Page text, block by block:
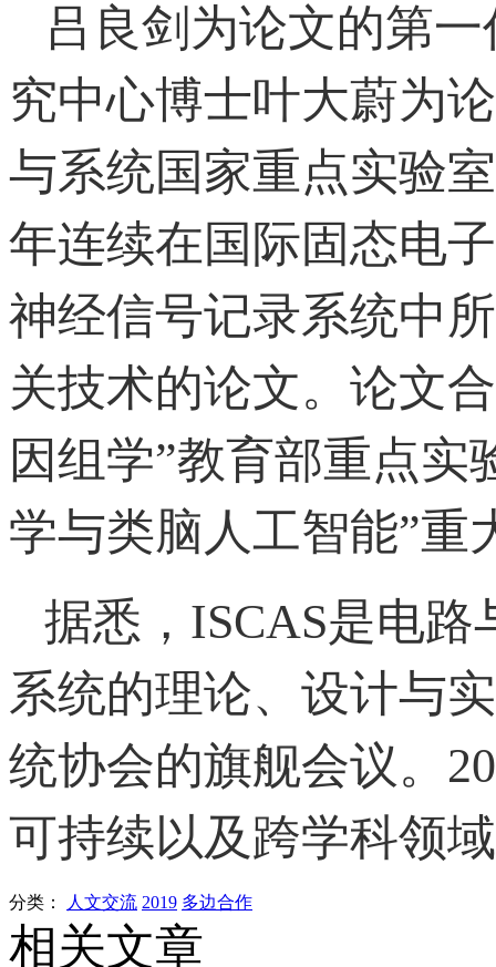
吕良剑为论文的第
究中心博士叶大蔚为
与系统国家重点实验
年连续在国际固态电
神经信号记录系统中
关技术的论文。论文
因组学”教育部重点
学与类脑人工智能”重
据悉，ISCAS是电
系统的理论、设计与
统协会的旗舰会议。
可持续以及跨学科领
分类： 人文交流 2019 多边合作
相关文章